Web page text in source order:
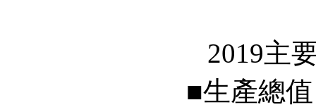
2019主要
■生產總值